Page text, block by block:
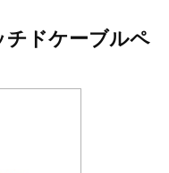
チドケーブルペ